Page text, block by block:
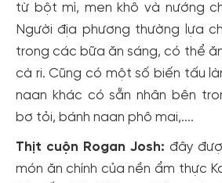
từ bột mì, men khô và nướng
Người địa phương thường lựa
trong các bữa ăn sáng, có thể
cà ri. Cũng có một số biến tấu
naan khác có sẵn nhân bên
bơ tỏi, bánh naan phô mai,....
Thịt cuộn Rogan Josh: đây
món ăn chính của nền ẩm thực